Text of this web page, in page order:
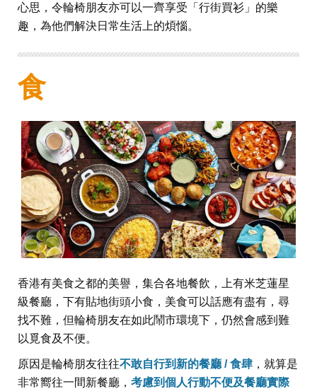
心思，令輪椅朋友亦可以一齊享受「行街買衫」的樂
趣，為他們解決日常生活上的煩惱。
食
香港有美食之都的美譽，集合各地餐飲，上有米芝蓮星
級餐廳，下有貼地街頭小食，美食可以話應有盡有，尋
找不難，但輪椅朋友在如此鬧市環境下，仍然會感到難
以覓食及不便。
原因是輪椅朋友往往不敢自行到新的餐廳 / 食肆 ，就算是
非常嚮往一間新餐廳， 考慮到個人行動不便及餐廳實際